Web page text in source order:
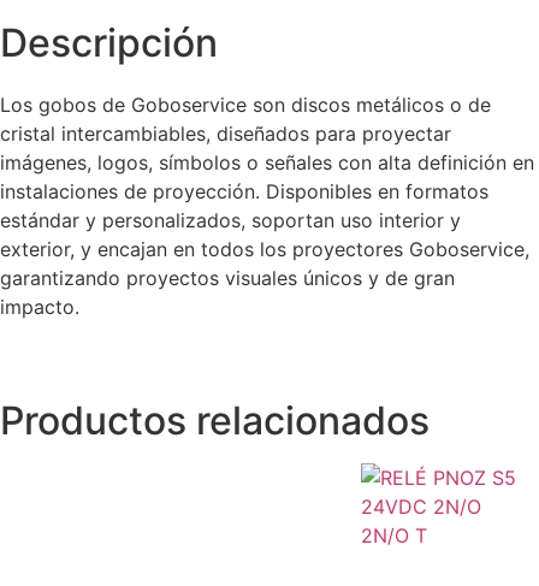
Descripción
Los gobos de Goboservice son discos metálicos o de
cristal intercambiables, diseñados para proyectar
imágenes, logos, símbolos o señales con alta definición en
instalaciones de proyección. Disponibles en formatos
estándar y personalizados, soportan uso interior y
exterior, y encajan en todos los proyectores Goboservice,
garantizando proyectos visuales únicos y de gran
impacto.
Productos relacionados